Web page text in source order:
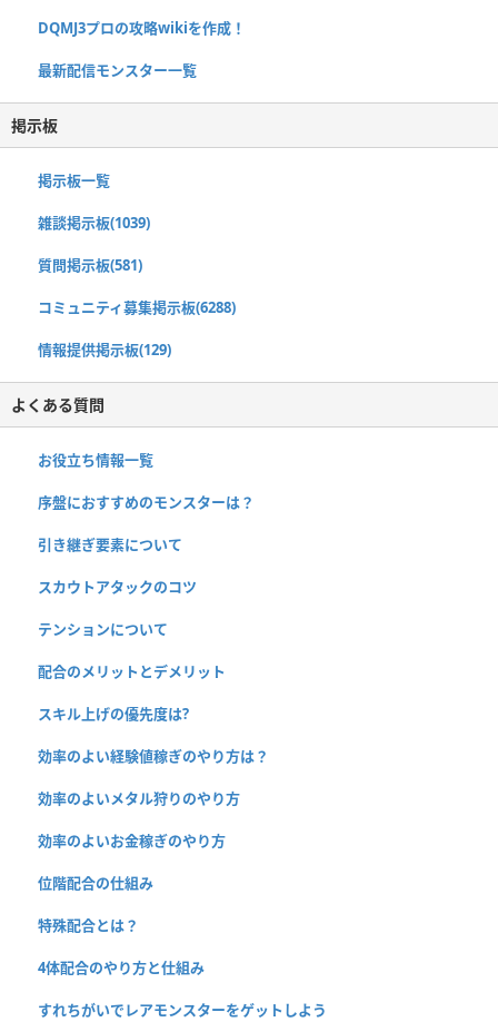
DQMJ3プロの攻略wikiを作成！
最新配信モンスター一覧
掲示板
掲示板一覧
雑談掲示板(1039)
質問掲示板(581)
コミュニティ募集掲示板(6288)
情報提供掲示板(129)
よくある質問
お役立ち情報一覧
序盤におすすめのモンスターは？
引き継ぎ要素について
スカウトアタックのコツ
テンションについて
配合のメリットとデメリット
スキル上げの優先度は?
効率のよい経験値稼ぎのやり方は？
効率のよいメタル狩りのやり方
効率のよいお金稼ぎのやり方
位階配合の仕組み
特殊配合とは？
4体配合のやり方と仕組み
すれちがいでレアモンスターをゲットしよう